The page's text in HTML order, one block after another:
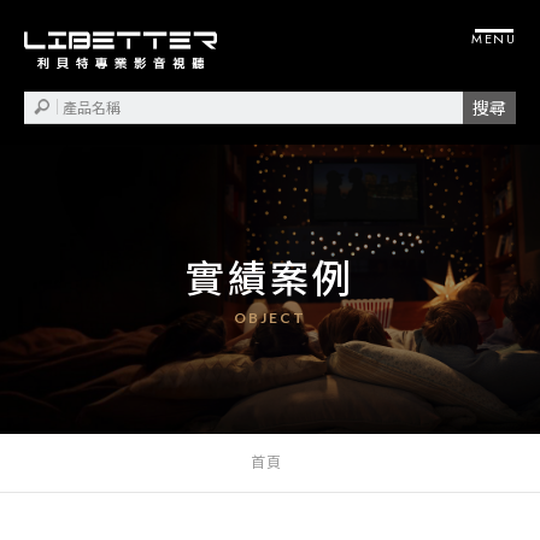
實績案例
首頁